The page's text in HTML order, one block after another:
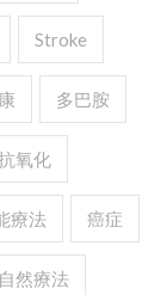
Stroke
多巴胺
氧化
療法 癌症
自然療法